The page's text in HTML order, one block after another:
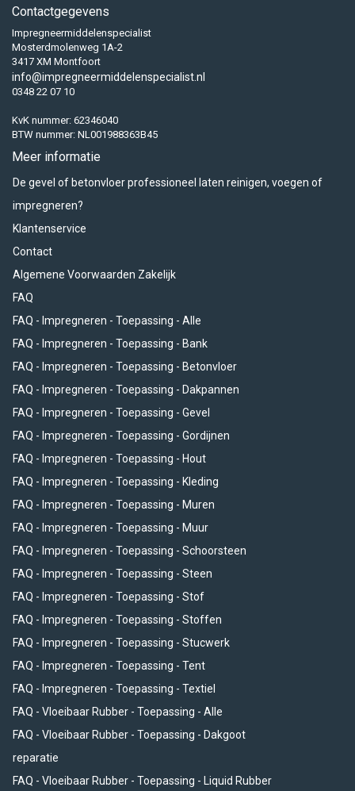
Contactgegevens
Impregneermiddelenspecialist
Mosterdmolenweg 1A-2
3417 XM Montfoort
info@impregneermiddelenspecialist.nl
0348 22 07 10
KvK nummer: 62346040
BTW nummer: NL001988363B45
Meer informatie
De gevel of betonvloer professioneel laten reinigen, voegen of
impregneren?
Klantenservice
Contact
Algemene Voorwaarden Zakelijk
FAQ
FAQ - Impregneren - Toepassing - Alle
FAQ - Impregneren - Toepassing - Bank
FAQ - Impregneren - Toepassing - Betonvloer
FAQ - Impregneren - Toepassing - Dakpannen
FAQ - Impregneren - Toepassing - Gevel
FAQ - Impregneren - Toepassing - Gordijnen
FAQ - Impregneren - Toepassing - Hout
FAQ - Impregneren - Toepassing - Kleding
FAQ - Impregneren - Toepassing - Muren
FAQ - Impregneren - Toepassing - Muur
FAQ - Impregneren - Toepassing - Schoorsteen
FAQ - Impregneren - Toepassing - Steen
FAQ - Impregneren - Toepassing - Stof
FAQ - Impregneren - Toepassing - Stoffen
FAQ - Impregneren - Toepassing - Stucwerk
FAQ - Impregneren - Toepassing - Tent
FAQ - Impregneren - Toepassing - Textiel
FAQ - Vloeibaar Rubber - Toepassing - Alle
FAQ - Vloeibaar Rubber - Toepassing - Dakgoot
reparatie
FAQ - Vloeibaar Rubber - Toepassing - Liquid Rubber